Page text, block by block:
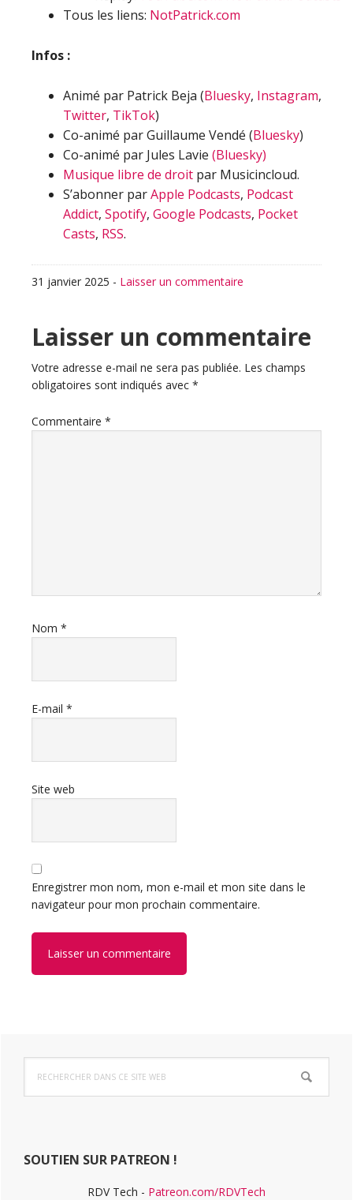
Tous les liens: NotPatrick.com
Infos :
Animé par Patrick Beja (Bluesky, Instagram,
Twitter, TikTok)
Co-animé par Guillaume Vendé (Bluesky)
Co-animé par Jules Lavie (Bluesky)
Musique libre de droit par Musicincloud.
S’abonner parApple Podcasts, Podcast
Addict, Spotify, Google Podcasts, Pocket
Casts, RSS.
31 janvier 2025 - Laisser un commentaire
Interactions
du
lecteur
Laisser un commentaire
Votre adresse e-mail ne sera pas publiée. Les champs
obligatoires sont indiqués avec *
Commentaire *
Nom *
E-mail *
Site web
Enregistrer mon nom, mon e-mail et mon site dans le
navigateur pour mon prochain commentaire.
Barre
latérale
dans
ce
SOUTIEN SUR PATREON !
RDV Tech - Patreon.com/RDVTech